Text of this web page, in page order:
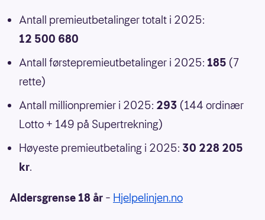
Antall premieutbetalinger totalt i 2025:
12 500 680
Antall førstepremieutbetalinger i 2025: 185 (7
rette)
Antall millionpremier i 2025: 293 (144 ordinær
Lotto + 149 på Supertrekning)
Høyeste premieutbetaling i 2025: 30 228 205
kr.
Aldersgrense 18 år – Hjelpelinjen.no